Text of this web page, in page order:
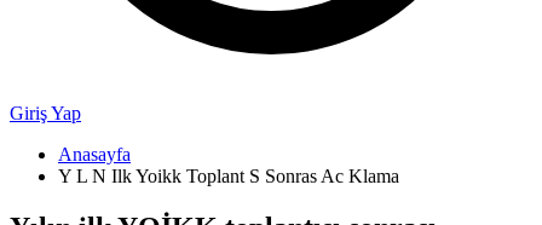
Giriş Yap
Anasayfa
Y L N Ilk Yoikk Toplant S Sonras Ac Klama